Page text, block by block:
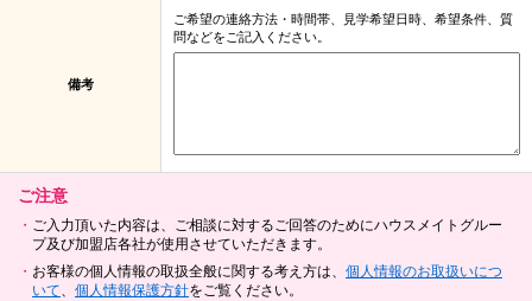
備考
ご希望の連絡方法・時間帯、見学希望日時、希望条件、質
問などをご記入ください。
ご注意
ご入力頂いた内容は、ご相談に対するご回答のためにハウスメイトグルー
プ及び加盟店各社が使用させていただきます。
お客様の個人情報の取扱全般に関する考え方は、 個人情報のお取扱いにつ
いて、 個人情報保護方針をご覧ください。